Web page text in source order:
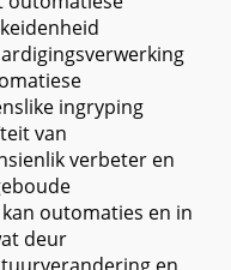
ingryping
van
verbeter en
outomaties en in
deur